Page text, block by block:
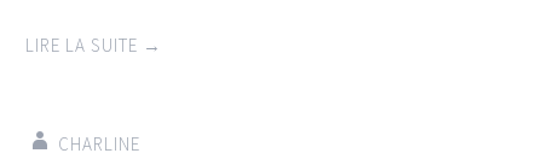
LIRE LA SUITE →
CHARLINE